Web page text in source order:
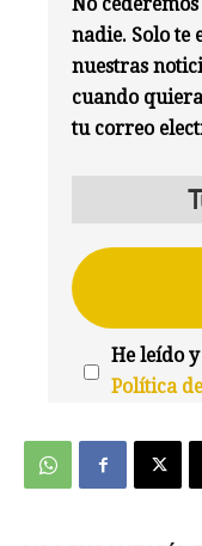
nadie. Solo te
nuestras
cuando
tu correo
He leído
Política